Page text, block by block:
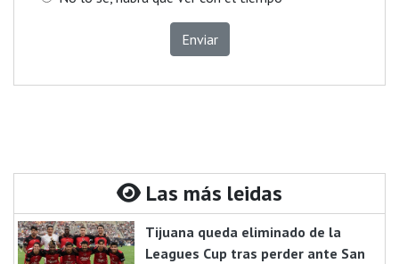
Enviar
Las más leidas
Tijuana queda eliminado de la
Leagues Cup tras perder ante San